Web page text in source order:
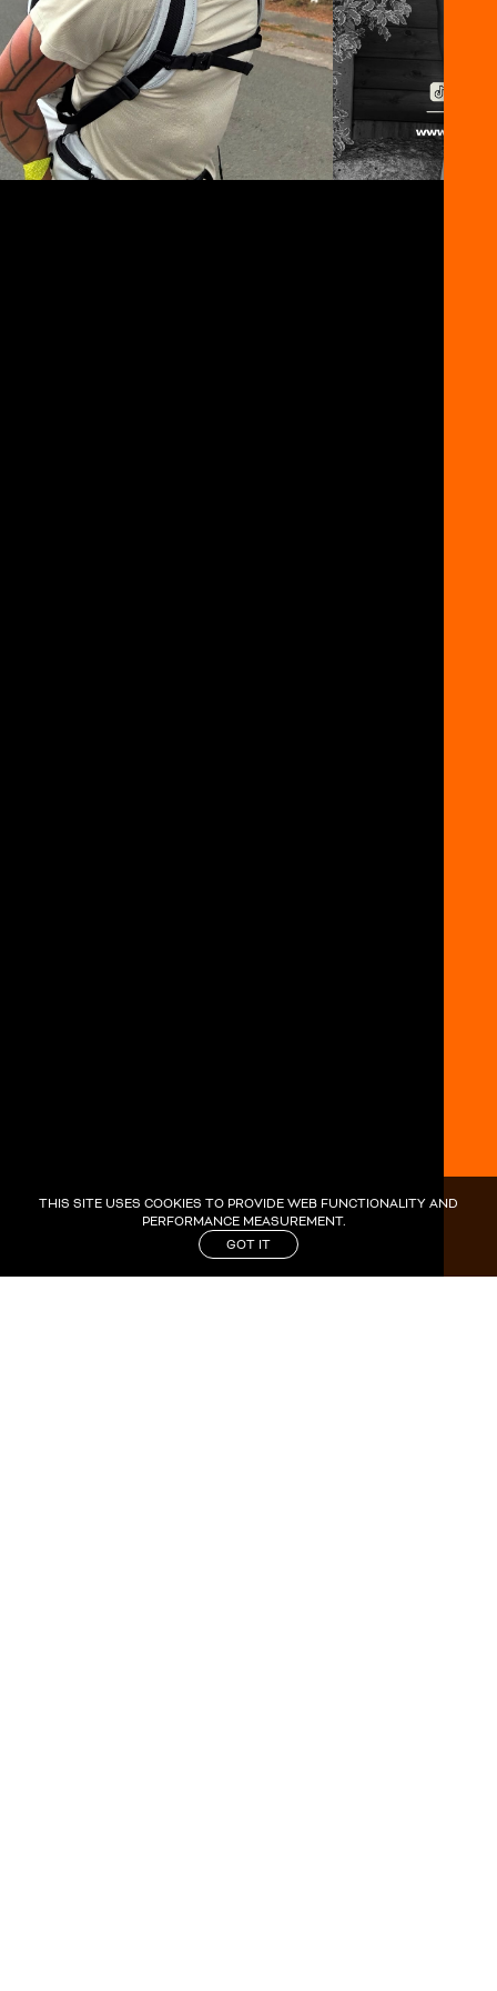
THIS SITE USES COOKIES TO PROVIDE WEB FUNCTIONALITY AND
PERFORMANCE MEASUREMENT.
GOT IT